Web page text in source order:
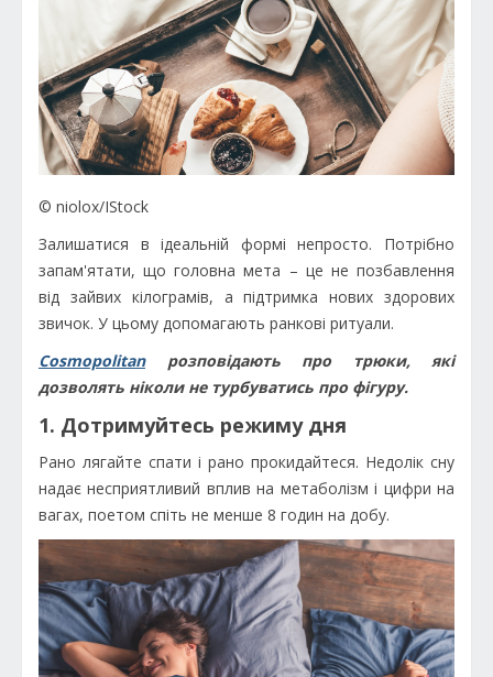
© niolox/IStock
Залишатися в ідеальній формі непросто. Потрібно
запам'ятати, що головна мета – це не позбавлення
від зайвих кілограмів, а підтримка нових здорових
звичок. У цьому допомагають ранкові ритуали.
Cosmopolitanрозповідають про трюки, які
дозволять ніколи не турбуватись про фігуру.
1. Дотримуйтесь режиму дня
Рано лягайте спати і рано прокидайтеся. Недолік сну
надає несприятливий вплив на метаболізм і цифри на
вагах, поетом спіть не менше 8 годин на добу.